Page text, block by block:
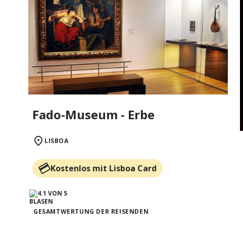
Fado-Museum - Erbe
LISBOA
Kostenlos mit Lisboa Card
GESAMTWERTUNG DER REISENDEN